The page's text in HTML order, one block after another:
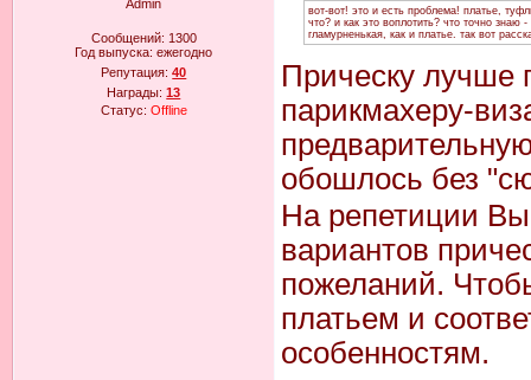
Admin
Сообщений: 1300
Год выпуска:ежегодно
Репутация:40
Награды:13
Статус: Offline
вот-вот! это и есть проблема! платье,
что? и как это воплотить? что точно
гламурненькая, как и платье. так вот
Прическу лучше
парикмахеру-
обошлось без
На репетиции Вы
вариантов
пожеланий.
платьем и
особенностям.